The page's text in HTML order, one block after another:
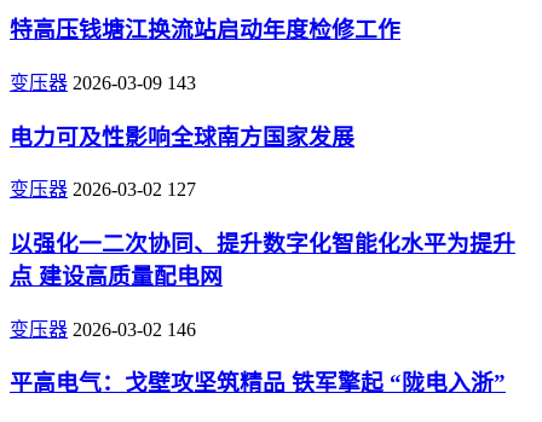
特高压钱塘江换流站启动年度检修工作
变压器 2026-03-09 143
电力可及性影响全球南方国家发展
变压器 2026-03-02 127
以强化一二次协同、提升数字化智能化水平为提升
点 建设高质量配电网
变压器 2026-03-02 146
平高电气：戈壁攻坚筑精品 铁军擎起 “陇电入浙”